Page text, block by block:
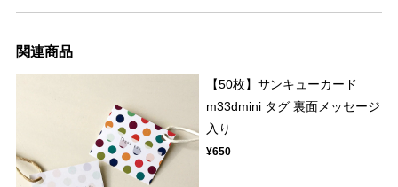
関連商品
【50枚】サンキューカード
m33dmini タグ 裏面メッセージ
入り
¥650